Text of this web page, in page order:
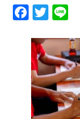
F
ac
eb
oo
k
T
wi
tt
er
e